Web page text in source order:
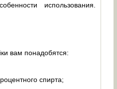
использования.
вам понадобятся:
спирта;